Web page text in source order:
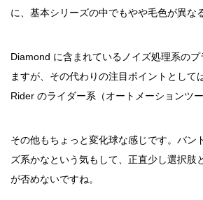
に、基本シリーズの中でもやや毛色が異な
Diamond に含まれているノイズ処理系の
ますが、その代わりの注目ポイントとして
Rider のライダー系（オートメーションツー
その他もちょっと変化球な感じです。バン
ズ系かなという気もして、正直少し選択肢
が否めないですね。